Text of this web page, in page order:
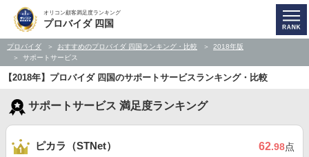
オリコン顧客満足度ランキング
プロバイダ 四国
プロバイダ おすすめのプロバイダ 四国ランキング・比較
2018年版
サポートサービス
【2018年】プロバイダ 四国のサポートサービスランキング・比較
サポートサービス 満足度ランキング
ピカラ（STNet） 62.98点